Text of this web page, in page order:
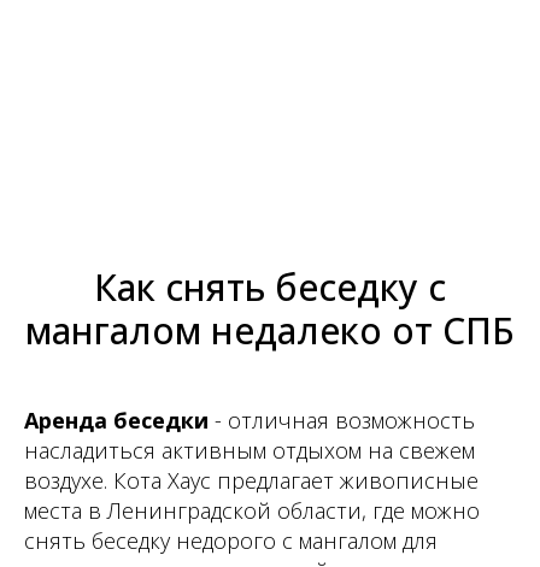
Как снять беседку с
мангалом недалеко от СПБ
Аренда беседки - отличная возможность
насладиться активным отдыхом на свежем
воздухе. Кота Хаус предлагает живописные
места в Ленинградской области, где можно
снять беседку недорого с мангалом для